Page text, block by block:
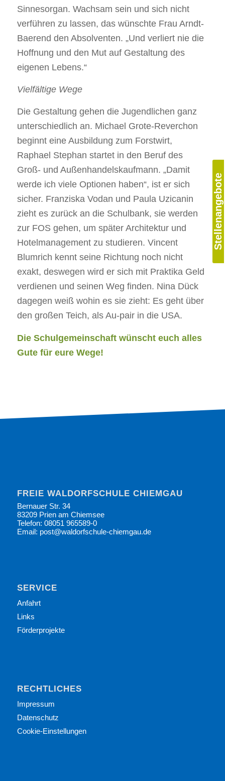
Stellenangebote
Sinnesorgan. Wachsam sein und sich nicht
verführen zu lassen, das wünschte Frau Arndt-
Baerend den Absolventen. „Und verliert nie die
Hoffnung und den Mut auf Gestaltung des
eigenen Lebens.“
Vielfältige Wege
Die Gestaltung gehen die Jugendlichen ganz
unterschiedlich an. Michael Grote-Reverchon
beginnt eine Ausbildung zum Forstwirt,
Raphael Stephan startet in den Beruf des
Groß- und Außenhandelskaufmann. „Damit
werde ich viele Optionen haben“, ist er sich
sicher. Franziska Vodan und Paula Uzicanin
zieht es zurück an die Schulbank, sie werden
zur FOS gehen, um später Architektur und
Hotelmanagement zu studieren. Vincent
Blumrich kennt seine Richtung noch nicht
exakt, deswegen wird er sich mit Praktika Geld
verdienen und seinen Weg finden. Nina Dück
dagegen weiß wohin es sie zieht: Es geht über
den großen Teich, als Au-pair in die USA.
Die Schulgemeinschaft wünscht euch alles
Gute für eure Wege!
FREIE WALDORFSCHULE CHIEMGAU
Bernauer Str. 34
83209 Prien am Chiemsee
Telefon: 08051 965589-0
Email: post@waldorfschule-chiemgau.de
SERVICE
Anfahrt
Links
Förderprojekte
RECHTLICHES
Impressum
Datenschutz
Cookie-Einstellungen